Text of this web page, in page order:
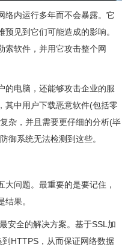
络内运行多年而不会暴露。它
见到它们可能造成的影响。
索软件，并用它攻击整个网
的电脑，还能够攻击企业的服
其中用户下载恶意软件(包括零
杂，并且需要更仔细的分析(毕
御系统无法检测到这些。
大问题。最重要的是要记住，
果。
安全的解决方案。基于SSL加
HTTPS，从而保证网络数据